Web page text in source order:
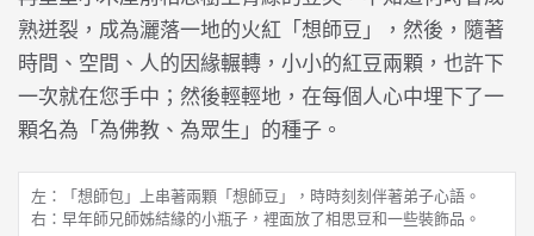
熟迸裂，成為灑落一地的火紅「想師豆」，然後，隨著
時間、空間、人的因緣輾轉，小小的紅豆兩顆，也許下
一次就在您手中；然後輕輕地，在每個人心中埋下了一
顆名為「為佛教、為眾生」的種子。
左：「想師包」上串著兩顆「想師豆」，時時刻刻伴著弟子心語。
右：早年師兄師姊結緣的小瓶子，裡面放了相思豆和一些裝飾品。